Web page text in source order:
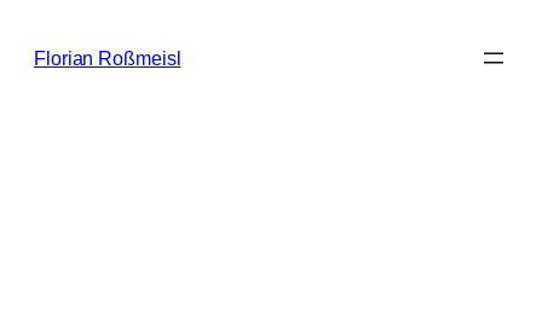
Inhalt
Florian Roßmeisl